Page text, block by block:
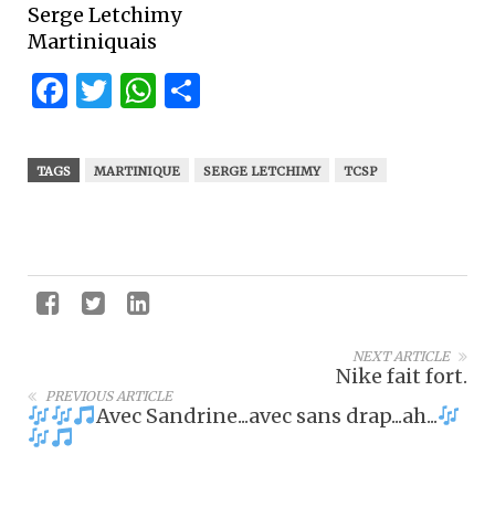
Serge Letchimy
Martiniquais
Facebook
Twitter
WhatsApp
TAGS MARTINIQUE SERGE LETCHIMY TCSP
NEXT ARTICLE
Nike fait fort.
PREVIOUS ARTICLE
Avec Sandrine...avec sans drap...ah...